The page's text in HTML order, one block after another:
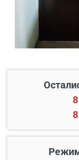
радиусе 20 км
Свыше 20 км